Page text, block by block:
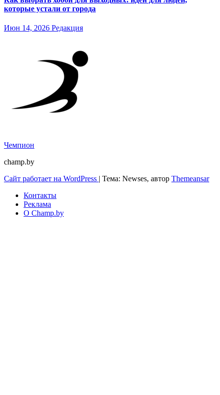
которые устали от города
Июн 14, 2026 Редакция
Чемпион
champ.by
Сайт работает на WordPress | Тема: Newses, автор Themeansar
Контакты
Реклама
О Champ.by